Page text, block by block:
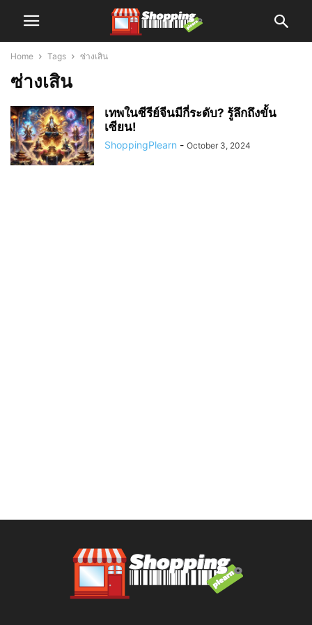
Home Tags ซ่างเสิน
ซ่างเสิน
เทพในซีรีย์จีนมีกี่ระดับ? รู้ลึกถึงขั้น
เซียน!
ShoppingPlearn - October 3, 2024